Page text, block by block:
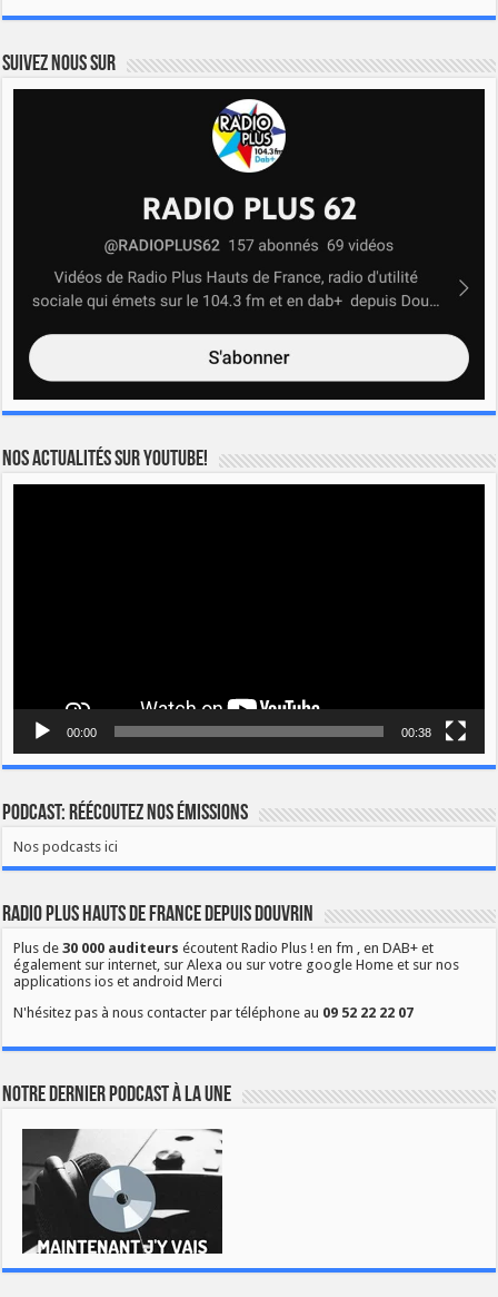
Suivez nous sur
Nos actualités sur YOUTUBE!
00:00 00:38
Podcast: Réécoutez nos émissions
Nos podcasts ici
Radio Plus Hauts de France depuis Douvrin
Plus de30 000 auditeurs écoutent Radio Plus ! en fm , en DAB+ et
également sur internet, sur Alexa ou sur votre google Home et sur nos
applications ios et android Merci
N'hésitez pas à nous contacter par téléphone au 09 52 22 22 07
Notre dernier podcast à la une